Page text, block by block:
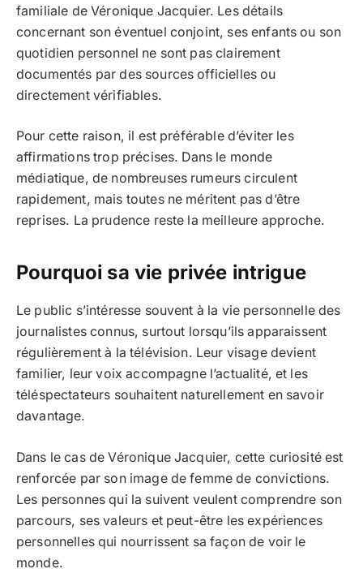
familiale de Véronique Jacquier. Les détails
concernant son éventuel conjoint, ses enfants ou son
quotidien personnel ne sont pas clairement
documentés par des sources officielles ou
directement vérifiables.
Pour cette raison, il est préférable d’éviter les
affirmations trop précises. Dans le monde
médiatique, de nombreuses rumeurs circulent
rapidement, mais toutes ne méritent pas d’être
reprises. La prudence reste la meilleure approche.
Pourquoi sa vie privée intrigue
Le public s’intéresse souvent à la vie personnelle des
journalistes connus, surtout lorsqu’ils apparaissent
régulièrement à la télévision. Leur visage devient
familier, leur voix accompagne l’actualité, et les
téléspectateurs souhaitent naturellement en savoir
davantage.
Dans le cas de Véronique Jacquier, cette curiosité est
renforcée par son image de femme de convictions.
Les personnes qui la suivent veulent comprendre son
parcours, ses valeurs et peut-être les expériences
personnelles qui nourrissent sa façon de voir le
monde.